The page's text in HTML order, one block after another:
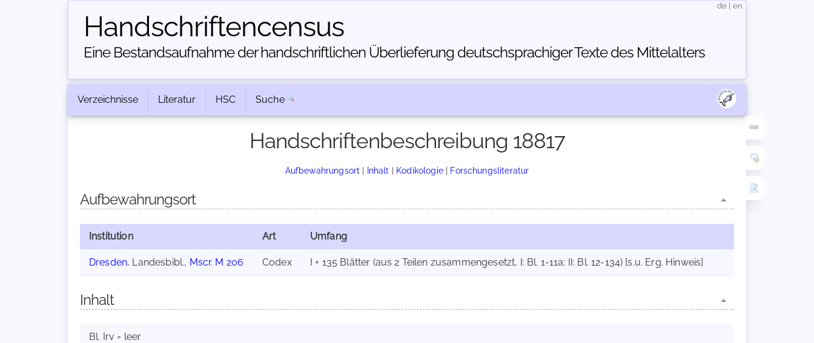
Handschriften­census
Eine Bestandsaufnahme der handschriftlichen Über­lieferung deutschsprachiger Texte des Mittelalters
de en
Verzeichnisse Literatur HSC Suche
Handschriftenbeschreibung 18817
Aufbewahrungsort | Inhalt | Kodikologie| Forschungsliteratur
Aufbewahrungsort
Institution Art Umfang
Dresden, Landesbibl., Mscr. M 206 Codex I + 135 Blätter (aus 2 Teilen zusammengesetzt, I: Bl. 1-11a; II: Bl. 12-134) [s.u. Erg. Hinweis]
Inhalt
Bl. Irv = leer